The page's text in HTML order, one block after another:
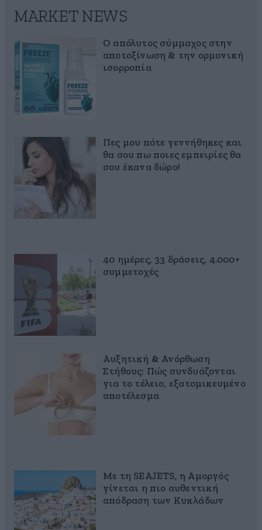
MARKET NEWS
Ο απόλυτος σύμμαχος στην
αποτοξίνωση & την ορμονική
ισορροπία
Πες μου πότε γεννήθηκες και
θα σου πω ποιες εμπειρίες θα
σου έκανα δώρο!
40 ημέρες, 33 δράσεις, 4.000+
συμμετοχές
Αυξητική & Ανόρθωση
Στήθους: Πώς συνδυάζονται
για το τέλειο, εξατομικευμένο
αποτέλεσμα
Με τη SEAJETS, η Αμοργός
γίνεται η πιο αυθεντική
απόδραση των Κυκλάδων